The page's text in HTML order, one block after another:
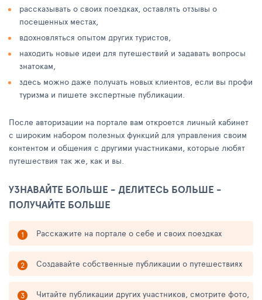
рассказывать о своих поездках, оставлять отзывы о
посещенных местах,
вдохновляться опытом других туристов,
находить новые идеи для путешествий и задавать вопросы
знатокам,
здесь можно даже получать новых клиентов, если вы профи
туризма и пишете экспертные публикации.
После авторизации на портале вам откроется личный кабинет
с широким набором полезных функций для управления своим
контентом и общения с другими участниками, которые любят
путешествия так же, как и вы.
УЗНАВАЙТЕ БОЛЬШЕ - ДЕЛИТЕСЬ БОЛЬШЕ -
ПОЛУЧАЙТЕ БОЛЬШЕ
Расскажите на портале о себе и своих поездках
Создавайте собственные публикации о путешествиях
Читайте публикации других участников, смотрите фото,